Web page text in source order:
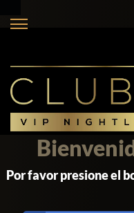
Por favor presione el